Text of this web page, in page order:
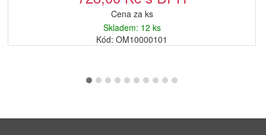
Cena za ks
Skladem: 12 ks
Kód: OM10000101